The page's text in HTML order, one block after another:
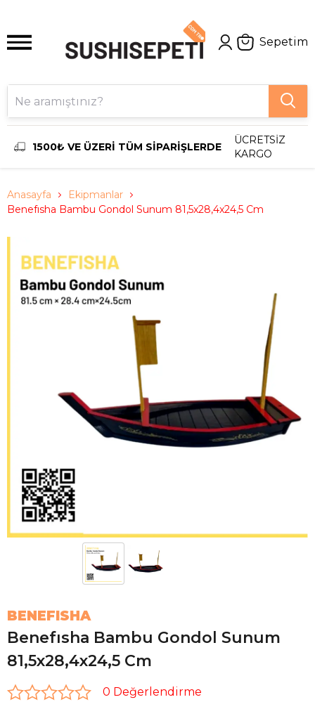
Sepetim
1500₺ VE ÜZERİ TÜM SİPARİŞLERDE
ÜCRETSİZ
KARGO
Anasayfa
Ekipmanlar
Benefısha Bambu Gondol Sunum 81,5x28,4x24,5 Cm
BENEFISHA
Benefısha Bambu Gondol Sunum
81,5x28,4x24,5 Cm
0 Değerlendirme